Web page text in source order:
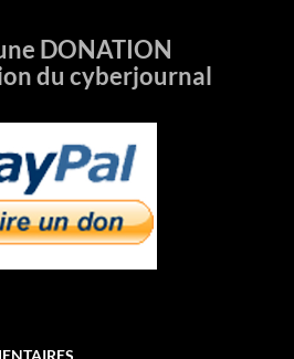
DONATION
du cyberjournal